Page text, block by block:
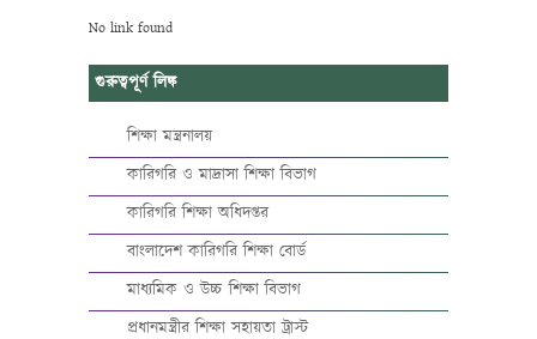
No link found
গুরুত্বপূর্ণ লিঙ্ক
শিক্ষা মন্ত্রনালয়
কারিগরি ও মাদ্রাসা শিক্ষা বিভাগ
কারিগরি শিক্ষা অধিদপ্তর
বাংলাদেশ কারিগরি শিক্ষা বোর্ড
মাধ্যমিক ও উচ্চ শিক্ষা বিভাগ
প্রধানমন্ত্রীর শিক্ষা সহায়তা ট্রাস্ট